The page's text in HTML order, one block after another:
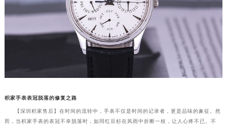
积家手表表冠脱落的修复之路
【深圳积家售后】在时间的流转中，手表不仅是时间的记录者，更是品味的象征。然
而，当积家手表的表冠不幸脱落时，如同红豆杉在风雨中折断一枝，让人心疼不已。不